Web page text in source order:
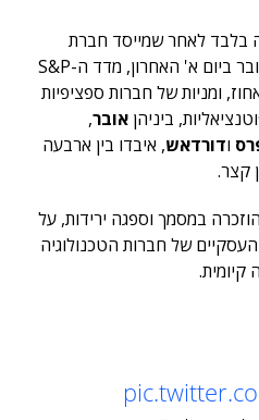
בלבד לאחר שמייסד חברת
סיטריני פרסם את הדו"ח המדובר ביום א' האחרון, מדד ה-S&P
ומניות של חברות ספציפיות
ביניהן אובר,
ודורדאש, איבדו בין ארבעה
קצר.
הוזכרה במסמך וספגה ירידות, על
של חברות הטכנולוגיה